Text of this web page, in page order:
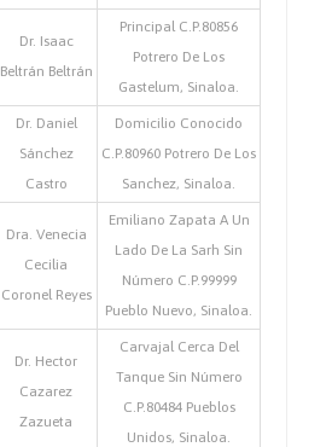
Dr. Isaac
Beltrán Beltrán
Principal C.P.80856
Potrero De Los
Gastelum, Sinaloa.
Dr. Daniel
Sánchez
Castro
Domicilio Conocido
C.P.80960 Potrero De Los
Sanchez, Sinaloa.
Dra. Venecia
Cecilia
Coronel Reyes
Emiliano Zapata A Un
Lado De La Sarh Sin
Número C.P.99999
Pueblo Nuevo, Sinaloa.
Dr. Hector
Cazarez
Zazueta
Carvajal Cerca Del
Tanque Sin Número
C.P.80484 Pueblos
Unidos, Sinaloa.